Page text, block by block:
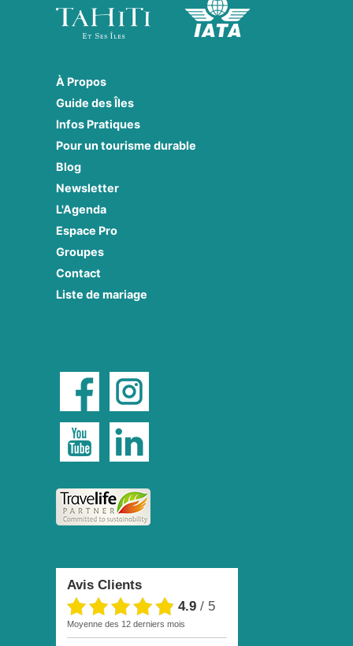
À Propos
Guide des Îles
Infos Pratiques
Pour un tourisme durable
Blog
Newsletter
L'Agenda
Espace Pro
Groupes
Contact
Liste de mariage
Avis Clients
4.9 / 5
moyenne des 12 derniers mois